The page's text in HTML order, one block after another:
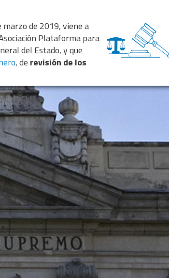
marzo de 2019, viene a
Plataforma para
del Estado, y que
, de revisión de los